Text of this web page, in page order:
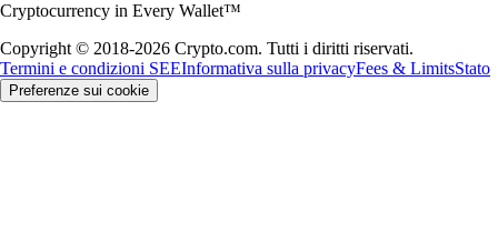
Cryptocurrency in Every Wallet™
Copyright © 2018-2026 Crypto.com. Tutti i diritti riservati.
Termini e condizioni SEEInformativa sulla privacyFees & LimitsStato
Preferenze sui cookie